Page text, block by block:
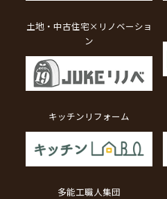
土地・中古住宅×リノベーショ
ン
キッチンリフォーム
多能工職人集団